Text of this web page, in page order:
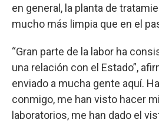
en general, la planta de
mucho más limpia que en el
“Gran parte de la labor ha
una relación con el Estado”,
enviado a mucha gente aquí.
conmigo, me han visto hacer
laboratorios, me han dado el